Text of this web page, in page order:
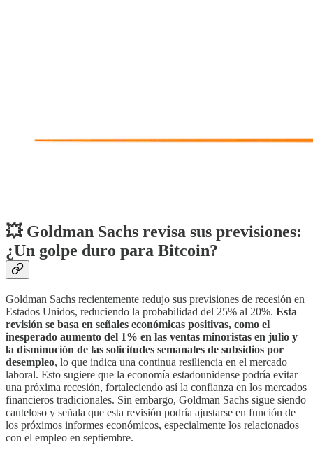
💥 Goldman Sachs revisa sus previsiones:
¿Un golpe duro para Bitcoin?
Goldman Sachs recientemente redujo sus previsiones de recesión en
Estados Unidos, reduciendo la probabilidad del 25% al 20%. Esta
revisión se basa en señales económicas positivas, como el
inesperado aumento del 1% en las ventas minoristas en julio y
la disminución de las solicitudes semanales de subsidios por
desempleo, lo que indica una continua resiliencia en el mercado
laboral. Esto sugiere que la economía estadounidense podría evitar
una próxima recesión, fortaleciendo así la confianza en los mercados
financieros tradicionales. Sin embargo, Goldman Sachs sigue siendo
cauteloso y señala que esta revisión podría ajustarse en función de
los próximos informes económicos, especialmente los relacionados
con el empleo en septiembre.